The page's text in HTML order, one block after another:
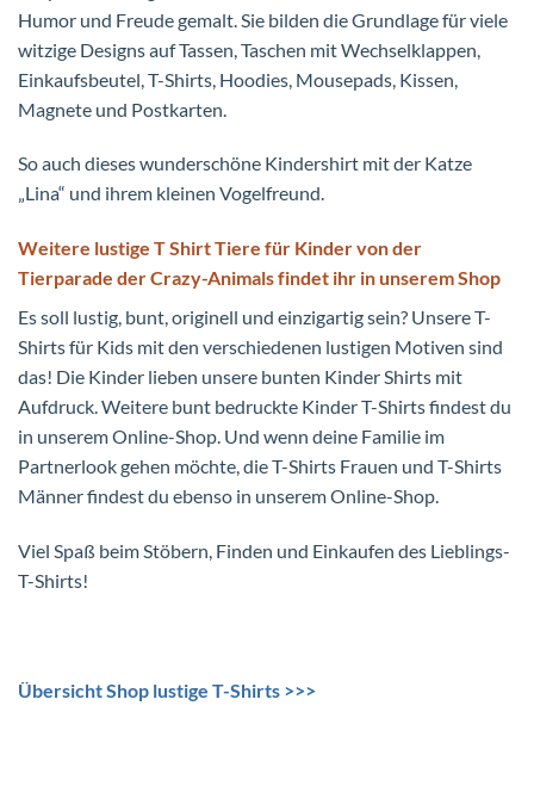
Humor und Freude gemalt. Sie bilden die Grundlage für viele
witzige Designs auf Tassen, Taschen mit Wechselklappen,
Einkaufsbeutel, T-Shirts, Hoodies, Mousepads, Kissen,
Magnete und Postkarten.
So auch dieses wunderschöne Kindershirt mit der Katze
„Lina“ und ihrem kleinen Vogelfreund.
Weitere lustige T Shirt Tiere für Kinder von der
Tierparade der Crazy-Animals findet ihr in unserem Shop
Es soll lustig, bunt, originell und einzigartig sein? Unsere T-
Shirts für Kids mit den verschiedenen lustigen Motiven sind
das! Die Kinder lieben unsere bunten Kinder Shirts mit
Aufdruck. Weitere bunt bedruckte Kinder T-Shirts findest du
in unserem Online-Shop. Und wenn deine Familie im
Partnerlook gehen möchte, die T-Shirts Frauen und T-Shirts
Männer findest du ebenso in unserem Online-Shop.
Viel Spaß beim Stöbern, Finden und Einkaufen des Lieblings-
T-Shirts!
Übersicht Shop lustige T-Shirts >>>